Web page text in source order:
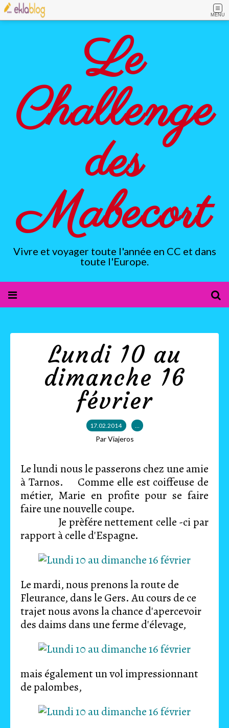
MENU
Le
Challenge
des
Mabecort
Vivre et voyager toute l'année en CC et dans
toute l'Europe.
Lundi 10 au
dimanche 16
février
17.02.2014 …
Par Viajeros
Le lundi nous le passerons chez une amie
à Tarnos. Comme elle est coiffeuse de
métier, Marie en profite pour se faire
faire une nouvelle coupe.
Je prèfére nettement celle -ci par
rapport à celle d'Espagne.
Le mardi, nous prenons la route de
Fleurance, dans le Gers. Au cours de ce
trajet nous avons la chance d'apercevoir
des daims dans une ferme d'élevage,
mais également un vol impressionnant
de palombes,